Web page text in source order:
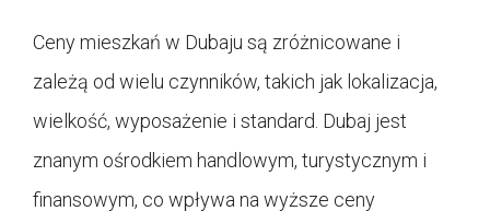
Ceny mieszkań w Dubaju są zróżnicowane i
zależą od wielu czynników, takich jak lokalizacja,
wielkość, wyposażenie i standard. Dubaj jest
znanym ośrodkiem handlowym, turystycznym i
finansowym, co wpływa na wyższe ceny